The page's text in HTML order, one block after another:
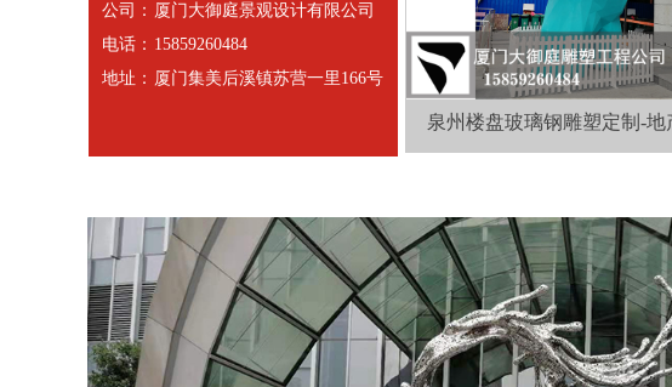
公司： 厦门大御庭景观设计有限公司
电话： 15859260484
地址： 厦门集美后溪镇苏营一里166号
泉州楼盘玻璃钢雕塑定制-地
塑厂家制作